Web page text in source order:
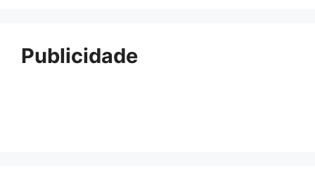
Publicidade